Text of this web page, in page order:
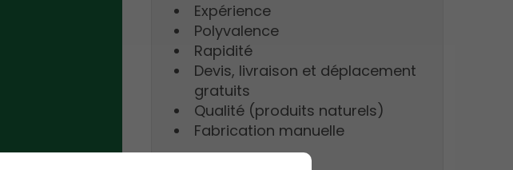
Expérience
Polyvalence
Rapidité
Devis, livraison et déplacement
gratuits
Qualité (produits naturels)
Fabrication manuelle